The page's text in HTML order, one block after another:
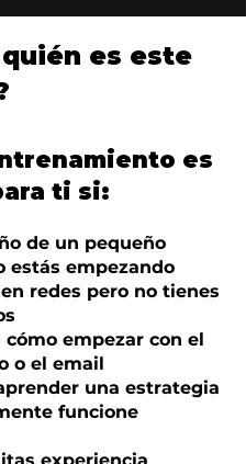
quién es este
es
ti si:
de un pequeño
estás empezando
redes pero no tienes
cómo empezar con el
o el email
una estrategia
funcione